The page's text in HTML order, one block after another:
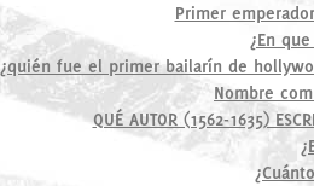
Primer
¿En
¿quién fue el primer bailarín de
Nombre
QUÉ AUTOR (1562-1635)